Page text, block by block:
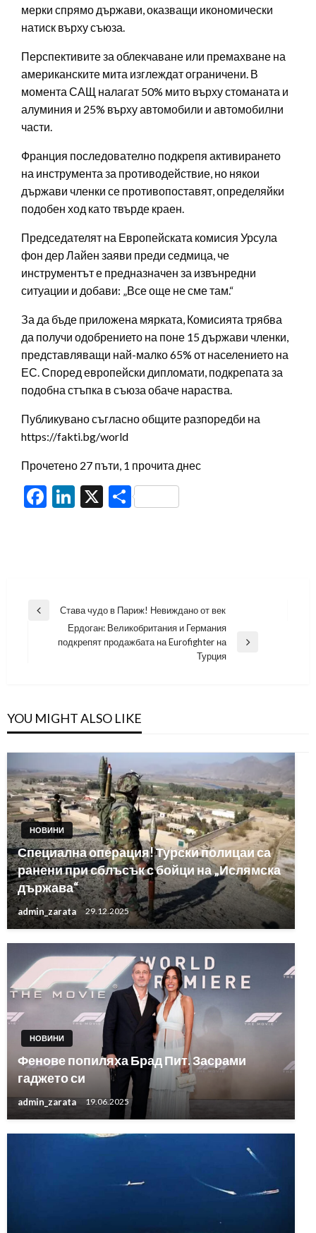
мерки спрямо държави, оказващи икономически
натиск върху съюза.
Перспективите за облекчаване или премахване на
американските мита изглеждат ограничени. В
момента САЩ налагат 50% мито върху стоманата и
алуминия и 25% върху автомобили и автомобилни
части.
Франция последователно подкрепя активирането
на инструмента за противодействие, но някои
държави членки се противопоставят, определяйки
подобен ход като твърде краен.
Председателят на Европейската комисия Урсула
фон дер Лайен заяви преди седмица, че
инструментът е предназначен за извънредни
ситуации и добави: „Все още не сме там.“
За да бъде приложена мярката, Комисията трябва
да получи одобрението на поне 15 държави членки,
представляващи най-малко 65% от населението на
ЕС. Според европейски дипломати, подкрепата за
подобна стъпка в съюза обаче нараства.
Публикувано съгласно общите разпоредби на
https://fakti.bg/world
Прочетено 27 пъти, 1 прочита днес
Facebook
LinkedIn
X Share
Навигация
Previous
Става чудо в Париж! Невиждано от век
Next
Ердоган: Великобритания и Германия
подкрепят продажбата на Eurofighter на
Турция
YOU MIGHT ALSO LIKE
НОВИНИ
Специална операция! Турски полицаи са
ранени при сблъсък с бойци на „Ислямска
държава“
admin_zarata 29.12.2025
НОВИНИ
Фенове попиляха Брад Пит. Засрами
гаджето си
admin_zarata 19.06.2025